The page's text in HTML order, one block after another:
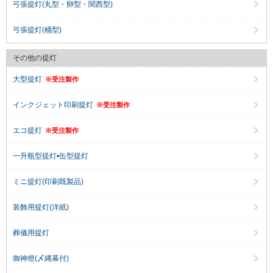
弓張提灯(丸型・卵型・関西型)
弓張提灯(桶型)
その他の提灯
大型提灯 ※受注製作
インクジェット印刷提灯 ※受注製作
エコ提灯 ※受注製作
一升瓶型提灯•缶型提灯
ミニ提灯(印刷既製品)
装飾用提灯(洋紙)
葬儀用提灯
御神燈(〆縄幕付)